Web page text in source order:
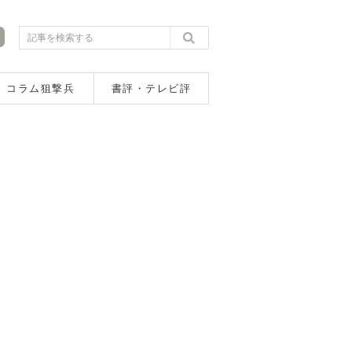
コラム狙撃兵 書評・テレビ評